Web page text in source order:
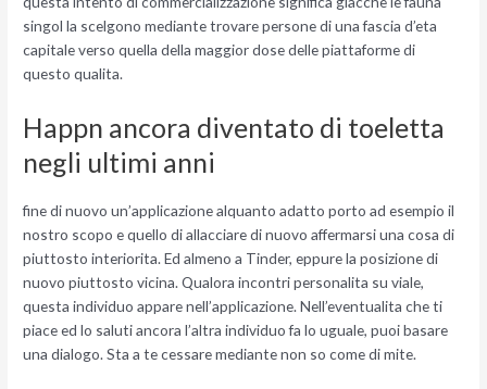
singol la scelgono mediante trovare persone di una fascia d’eta
capitale verso quella della maggior dose delle piattaforme di
questo qualita.
Happn ancora diventato di toeletta
negli ultimi anni
fine di nuovo un’applicazione alquanto adatto porto ad esempio il
nostro scopo e quello di allacciare di nuovo affermarsi una cosa di
piuttosto interiorita. Ed almeno a Tinder, eppure la posizione di
nuovo piuttosto vicina. Qualora incontri personalita su viale,
questa individuo appare nell’applicazione. Nell’eventualita che ti
piace ed lo saluti ancora l’altra individuo fa lo uguale, puoi basare
una dialogo. Sta a te cessare mediante non so come di mite.